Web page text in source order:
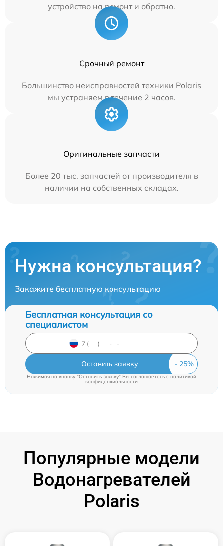
устройство на ремонт и обратно.
Срочный ремонт
Большинство неисправностей техники Polaris
мы устраняем в течение 2 часов.
Оригинальные запчасти
Более 20 тыс. запчастей от производителя в
наличии на собственных складах.
Нужна консультация?
Закажите бесплатную консультацию
Бесплатная консультация со
специалистом
Оставить заявку
Нажимая на кнопку "Оставить заявку" Вы соглашаетесь cполитикой
конфиденциальности
Популярные модели
Водонагревателей
Polaris